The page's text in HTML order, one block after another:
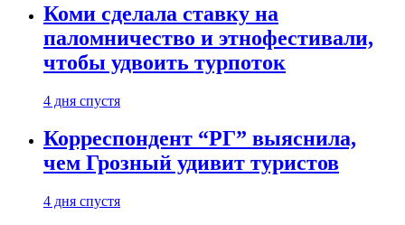
Коми сделала ставку на
паломничество и этнофестивали,
чтобы удвоить турпоток
4 дня спустя
Корреспондент “РГ” выяснила,
чем Грозный удивит туристов
4 дня спустя